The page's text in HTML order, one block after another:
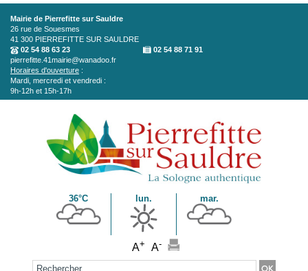
Aller au contenu principal
Mairie de Pierrefitte sur Sauldre
26 rue de Souesmes
41 300 PIERREFITTE SUR SAULDRE
02 54 88 63 23
02 54 88 71 91
pierrefitte.41mairie@wanadoo.fr
Horaires d'ouverture :
Mardi, mercredi et vendredi :
9h-12h et 15h-17h
36°C lun. mar.
A+ A-
Formulaire de recherche